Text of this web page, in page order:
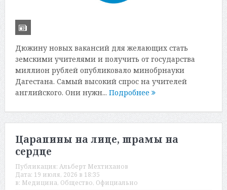
Дюжину новых вакансий для желающих стать
земскими учителями и получить от государства
миллион рублей опубликовало минобрнауки
Дагестана. Самый высокий спрос на учителей
английского. Они нужн... Подробнее
Царапины на лице, шрамы на
сердце
Публикация: Альберт Мехтиханов
Дата: 19 июля, 2026 в 18:35
в: Медицина, Общество, Официально